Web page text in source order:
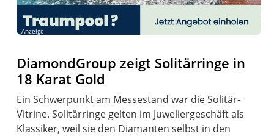
Anzeige
DiamondGroup zeigt Solitärringe in
18 Karat Gold
Ein Schwerpunkt am Messestand war die Solitär-
Vitrine. Solitärringe gelten im Juweliergeschäft als
Klassiker, weil sie den Diamanten selbst in den